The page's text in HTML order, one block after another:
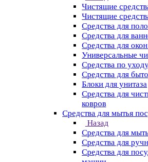
Чистящие
Чистящие
Средства для
Средства для
Средства для
Универсальные
Средства по
Средства для
Блоки для унитаза
Средства для
ковров
Средства для мытья
Назад
Средства для
Средства для
Средства для